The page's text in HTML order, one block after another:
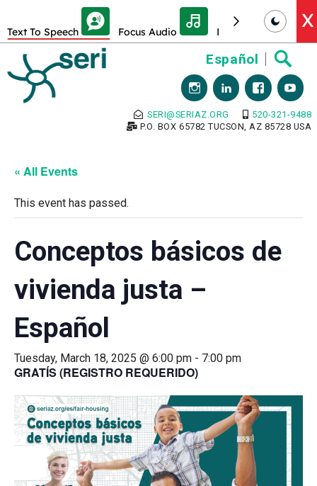
Text To Speech Focus Audio Decrease font size X
Skip
content
Español
SERI@SERIAZ.ORG
520-321-9488
P.O. BOX 65782 TUCSON, AZ 85728 USA
« All Events
This event has passed.
Conceptos básicos de
vivienda justa –
Español
Tuesday, March 18, 2025 @ 6:00 pm - 7:00 pm
GRATÍS (REGISTRO REQUERIDO)